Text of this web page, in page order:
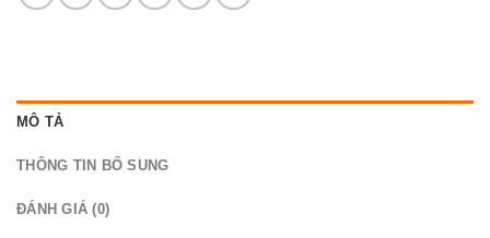
MÔ TẢ
THÔNG TIN BỔ SUNG
ĐÁNH GIÁ (0)